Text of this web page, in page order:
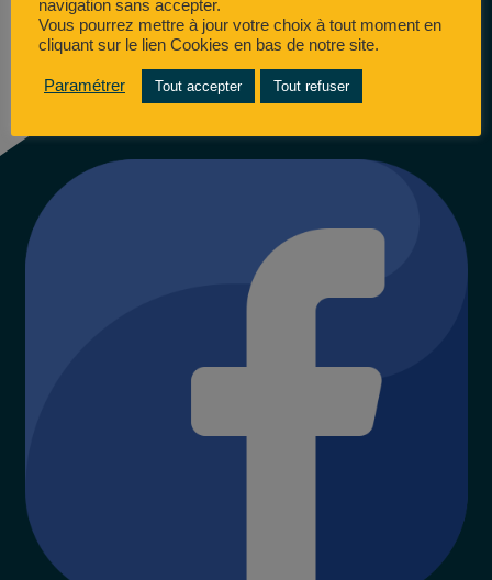
Entrepreneur associé
navigation sans accepter.
Vous pourrez mettre à jour votre choix à tout moment en
cliquant sur le lien Cookies en bas de notre site.
Paramétrer Tout accepter Tout refuser